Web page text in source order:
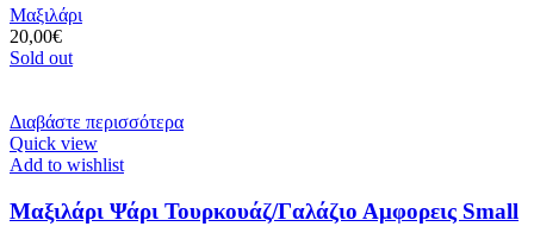
Μαξιλάρι
20,00€
Sold out
Διαβάστε περισσότερα
Quick view
Add to wishlist
Μαξιλάρι Ψάρι Τουρκουάζ/Γαλάζιο Αμφορεις Small